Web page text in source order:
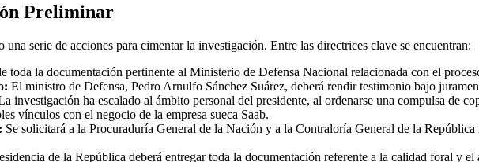
Preliminar
una serie de acciones para cimentar la investigación. Entre las directrices clave se encuentran:
toda la documentación pertinente al Ministerio de Defensa Nacional relacionada con el
El ministro de Defensa, Pedro Arnulfo Sánchez Suárez, deberá rendir testimonio bajo
investigación ha escalado al ámbito personal del presidente, al ordenarse una compulsa de
vínculos con el negocio de la empresa sueca Saab.
Se solicitará a la Procuraduría General de la Nación y a la Contraloría General de la
de la República deberá entregar toda la documentación referente a la calidad foral y el